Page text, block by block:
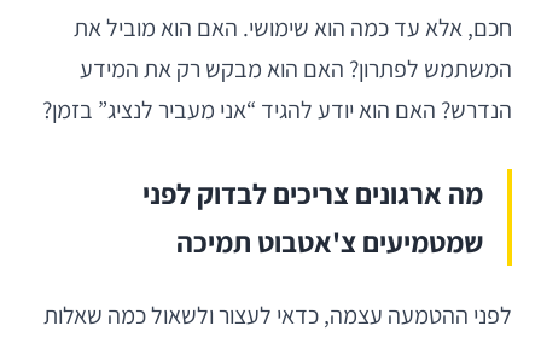
חכם, אלא עד כמה הוא שימושי. האם הוא מוביל את
המשתמש לפתרון? האם הוא מבקש רק את המידע
הנדרש? האם הוא יודע להגיד “אני מעביר לנציג” בזמן?
מה ארגונים צריכים לבדוק לפני
שמטמיעים צ'אטבוט תמיכה
לפני ההטמעה עצמה, כדאי לעצור ולשאול כמה שאלות